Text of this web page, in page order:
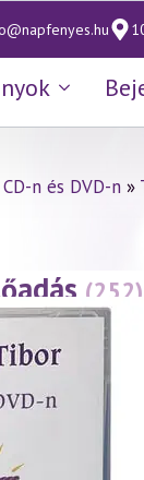
n és DVD-n »
(252)